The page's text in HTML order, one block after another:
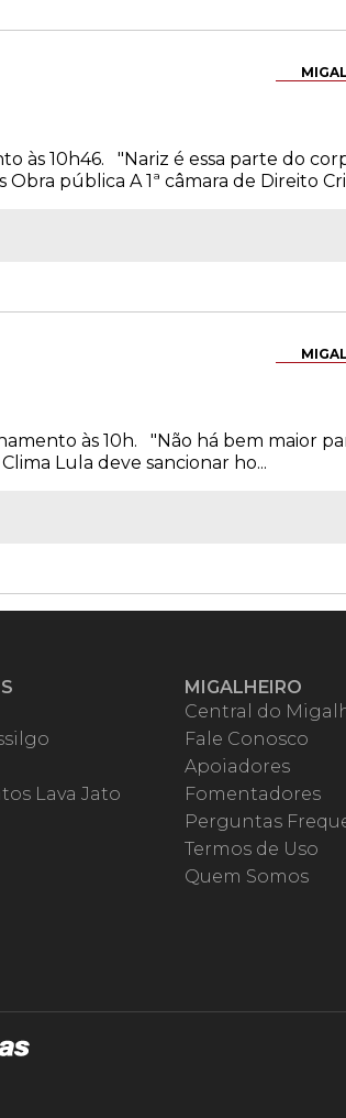
às 10h46. "Nariz é essa parte do
pública A 1ª câmara de Direito
às 10h. "Não há bem maior
Lula deve sancionar ho...
Lava Jato
MIGALHEIRO
Central do
Fale Conosco
Apoiadores
Fomentadores
Perguntas
Termos de Uso
Quem Somos